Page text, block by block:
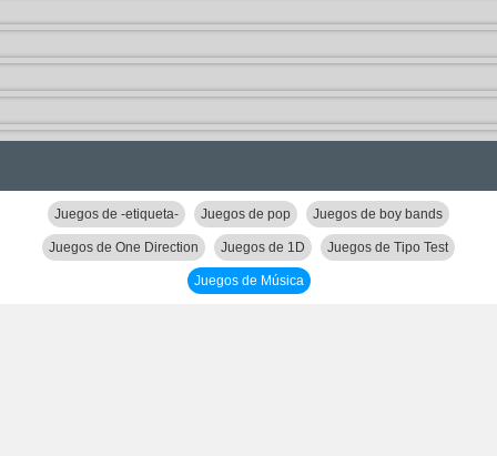
Juegos de -etiqueta- Juegos de pop Juegos de boy bands
Juegos de One Direction Juegos de 1D Juegos de Tipo Test
Juegos de Música